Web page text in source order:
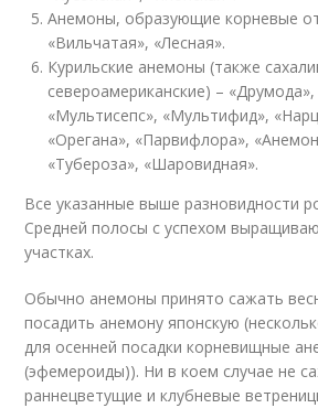
Анемоны, образующие корневые
«Вильчатая», «Лесная».
Курильские анемоны (также
североамериканские) – «Друмода»,
«Мультисепс», «Мультифид»,
«Орегана», «Парвифлора»,
«Тубероза», «Шаровидная».
Все указанные выше разновидности
Средней полосы с успехом
участках.
Обычно анемоны принято сажать
посадить анемону японскую
для осенней посадки корневищные
(эфемероиды)). Ни в коем случае не
раннецветущие и клубневые